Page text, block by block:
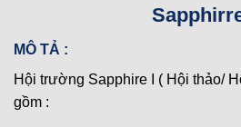
MÔ TẢ :
Hội trường Sapphire I ( Hội thảo/
gồm :